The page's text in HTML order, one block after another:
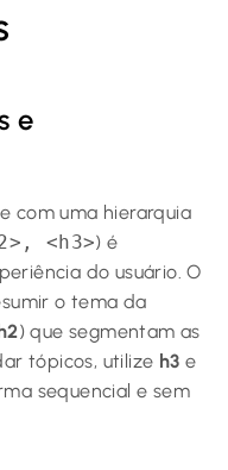
e
com uma hierarquia
<h3>) é
do usuário. O
o tema da
) que segmentam as
tópicos, utilize h3 e
sequencial e sem